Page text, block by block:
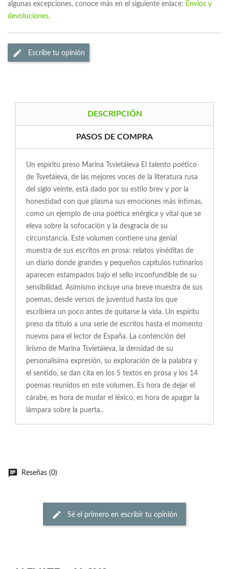
algunas excepciones, conoce más en el siguiente enlace: Envios y
devoluciones.
Escribe tu opinión
DESCRIPCIÓN
PASOS DE COMPRA
Un espíritu preso Marina Tsvietáieva El talento poético
de Tsvetáieva, de las mejores voces de la literatura rusa
del siglo veinte, está dado por su estilo brev y por la
honestidad con que plasma sus emociones más íntimas,
como un ejemplo de una poética enérgica y vital que se
eleva sobre la sofocación y la desgracia de su
circunstancia. Este volumen contiene una genial
muestra de sus escritos en prosa: relatos yinéditas de
un diario donde grandes y pequeños capítulos rutinarios
aparecen estampados bajo el sello inconfundible de su
sensibilidad. Asimismo incluye una breve muestra de sus
poemas, desde versos de juventud hasta los que
escribiera un poco antes de quitarse la vida. Un espíritu
preso da título a una serie de escritos hasta el momento
nuevos para el lector de España. La contención del
lirismo de Marina Tsvietáieva, la densidad de su
personalísima expresión, su exploración de la palabra y
el sentido, se dan cita en los 5 textos en prosa y los 14
poemas reunidos en este volumen. Es hora de dejar el
cárabe, es hora de mudar el léxico, es hora de apagar la
lámpara sobre la puerta..
Reseñas (0)
Sé el primero en escribir tu opinión